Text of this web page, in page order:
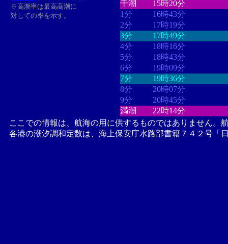
※高潮率は最高高潮に
対しての率を示す。
干潮
15時20分
1分
16時43分
2分
17時19分
3分
17時49分
4分
18時16分
5分
18時43分
6分
19時09分
7分
19時36分
8分
20時07分
9分
20時45分
満潮
22時14分
ここでの情報は、航海の用に供するものではありません。
各港の潮汐調和定数は、海上保安庁水路部書籍７４２号「